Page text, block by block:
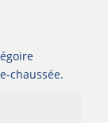
chaussée.